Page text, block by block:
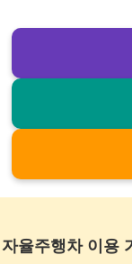
율주행차 이용